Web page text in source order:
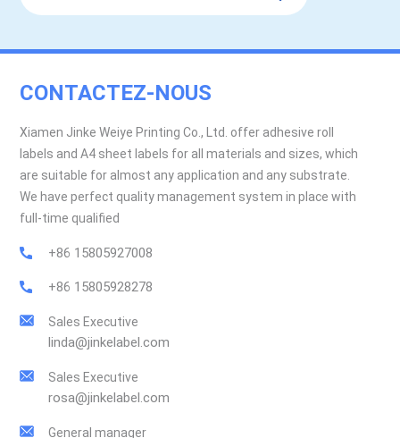
CONTACTEZ-NOUS
Xiamen Jinke Weiye Printing Co., Ltd. offer adhesive roll
labels and A4 sheet labels for all materials and sizes, which
are suitable for almost any application and any substrate.
We have perfect quality management system in place with
full-time qualified
+86 15805927008
+86 15805928278
Sales Executive
linda@jinkelabel.com
Sales Executive
rosa@jinkelabel.com
General manager